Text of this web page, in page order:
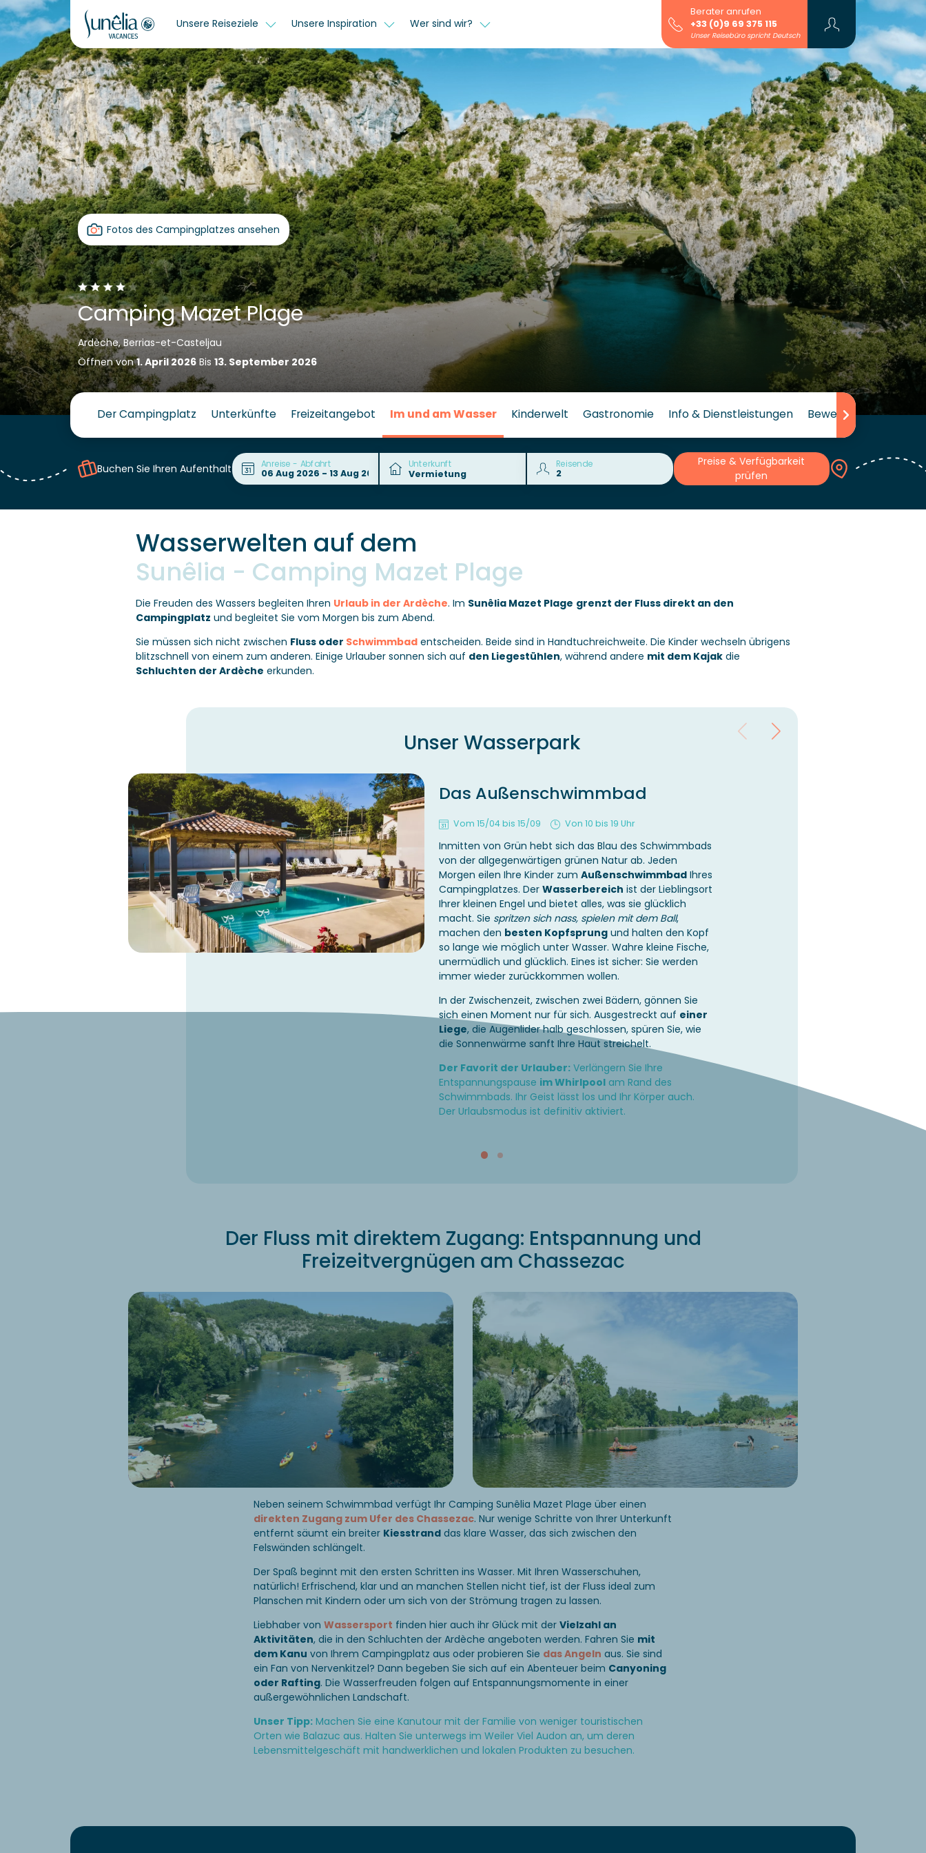
Unsere Reiseziele Unsere Inspiration Wer sind wir?
Berater anrufen
+33 (0)9 69 375 115
Unser Reisebüro spricht Deutsch
Fotos des Campingplatzes ansehen
Camping Mazet Plage
Ardèche, Berrias-et-Casteljau
Öffnen von1. April 2026Bis 13. September 2026
Der Campingplatz Unterkünfte Freizeitangebot Im und am Wasser Kinderwelt Gastronomie Info & Dienstleistungen Bewertungen
Buchen Sie Ihren Aufenthalt Anreise - Abfahrt Unterkunft Reisende
Preise & Verfügbarkeit
prüfen
Wasserwelten auf dem
Sunêlia - Camping Mazet Plage
Die Freuden des Wassers begleiten Ihren Urlaub in der Ardèche. Im Sunêlia Mazet Plage grenzt der Fluss direkt an den
Campingplatz und begleitet Sie vom Morgen bis zum Abend.
Sie müssen sich nicht zwischen Fluss oder Schwimmbadentscheiden. Beide sind in Handtuchreichweite. Die Kinder wechseln übrigens
blitzschnell von einem zum anderen. Einige Urlauber sonnen sich auf den Liegestühlen, während andere mit dem Kajakdie
Schluchten der Ardèche erkunden.
Unser Wasserpark
Das Außenschwimmbad
Vom 15/04 bis 15/09 Von 10 bis 19 Uhr
Inmitten von Grün hebt sich das Blau des Schwimmbads
von der allgegenwärtigen grünen Natur ab. Jeden
Morgen eilen Ihre Kinder zum Außenschwimmbad Ihres
Campingplatzes. Der Wasserbereich ist der Lieblingsort
Ihrer kleinen Engel und bietet alles, was sie glücklich
macht. Sie spritzen sich nass, spielen mit dem Ball,
machen den besten Kopfsprung und halten den Kopf
so lange wie möglich unter Wasser. Wahre kleine Fische,
unermüdlich und glücklich. Eines ist sicher: Sie werden
immer wieder zurückkommen wollen.
In der Zwischenzeit, zwischen zwei Bädern, gönnen Sie
sich einen Moment nur für sich. Ausgestreckt auf einer
Liege, die Augenlider halb geschlossen, spüren Sie, wie
die Sonnenwärme sanft Ihre Haut streichelt.
Der Favorit der Urlauber: Verlängern Sie Ihre
Entspannungspause im Whirlpool am Rand des
Schwimmbads. Ihr Geist lässt los und Ihr Körper auch.
Der Urlaubsmodus ist definitiv aktiviert.
Der Fluss mit direktem Zugang: Entspannung und
Freizeitvergnügen am Chassezac
Neben seinem Schwimmbad verfügt Ihr Camping Sunêlia Mazet Plage über einen
direkten Zugang zum Ufer des Chassezac. Nur wenige Schritte von Ihrer Unterkunft
entfernt säumt ein breiter Kiesstrand das klare Wasser, das sich zwischen den
Felswänden schlängelt.
Der Spaß beginnt mit den ersten Schritten ins Wasser. Mit Ihren Wasserschuhen,
natürlich! Erfrischend, klar und an manchen Stellen nicht tief, ist der Fluss ideal zum
Planschen mit Kindern oder um sich von der Strömung tragen zu lassen.
Liebhaber von Wassersport finden hier auch ihr Glück mit der Vielzahl an
Aktivitäten, die in den Schluchten der Ardèche angeboten werden. Fahren Sie mit
dem Kanu von Ihrem Campingplatz aus oder probieren Sie das Angeln aus. Sie sind
ein Fan von Nervenkitzel? Dann begeben Sie sich auf ein Abenteuer beim Canyoning
oder Rafting. Die Wasserfreuden folgen auf Entspannungsmomente in einer
außergewöhnlichen Landschaft.
Unser Tipp: Machen Sie eine Kanutour mit der Familie von weniger touristischen
Orten wie Balazuc aus. Halten Sie unterwegs im Weiler Viel Audon an, um deren
Lebensmittelgeschäft mit handwerklichen und lokalen Produkten zu besuchen.